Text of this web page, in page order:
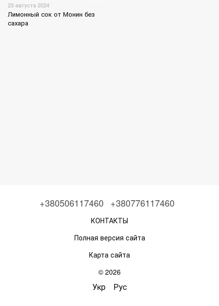
23 августа 2024
Лимонный сок от Монин без
сахара
+380506117460 +380776117460
КОНТАКТЫ
Полная версия сайта
Карта сайта
© 2026
Укр Рус